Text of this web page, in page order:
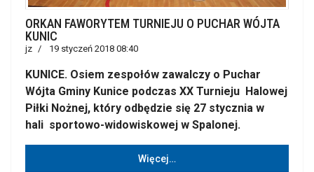
ORKAN FAWORYTEM TURNIEJU O PUCHAR WÓJTA
KUNIC
jz 19 styczeń 2018 08:40
KUNICE. Osiem zespołów zawalczy o Puchar
Wójta Gminy Kunice podczas XX Turnieju Halowej
Piłki Nożnej, który odbędzie się 27 stycznia w
hali sportowo-widowiskowej w Spalonej.
Więcej…